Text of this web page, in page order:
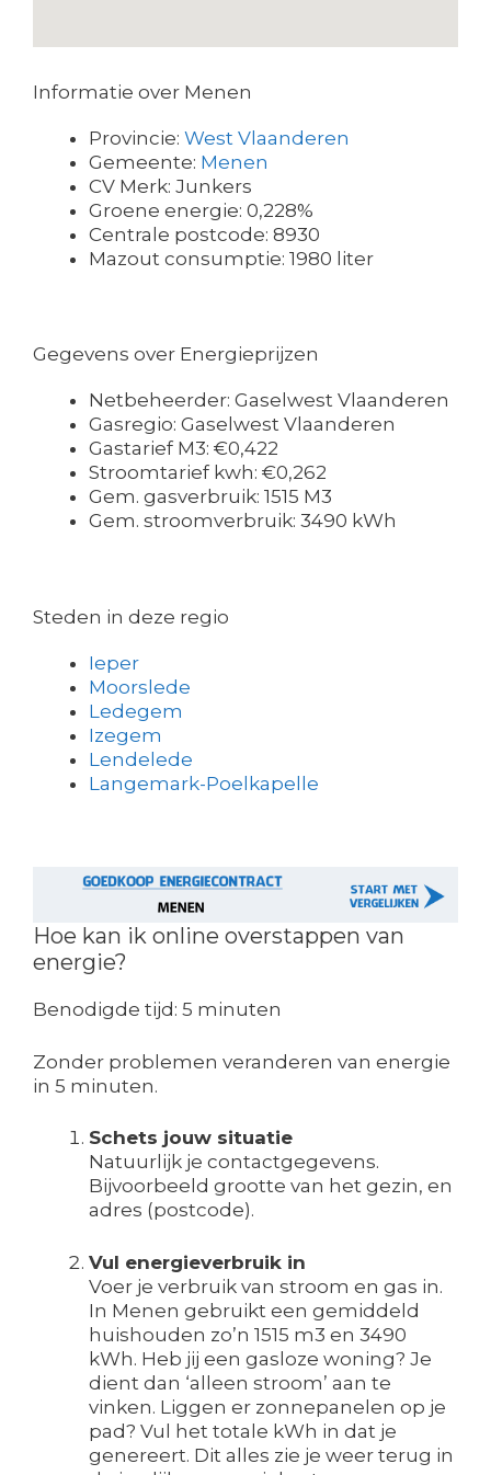
Informatie over Menen
Provincie: West Vlaanderen
Gemeente: Menen
CV Merk: Junkers
Groene energie: 0,228%
Centrale postcode: 8930
Mazout consumptie: 1980 liter
Gegevens over Energieprijzen
Netbeheerder: Gaselwest Vlaanderen
Gasregio: Gaselwest Vlaanderen
Gastarief M3: €0,422
Stroomtarief kwh: €0,262
Gem. gasverbruik: 1515 M3
Gem. stroomverbruik: 3490 kWh
Steden in deze regio
Ieper
Moorslede
Ledegem
Izegem
Lendelede
Langemark-Poelkapelle
Hoe kan ik online overstappen van
energie?
Benodigde tijd: 5 minuten
Zonder problemen veranderen van energie
in 5 minuten.
Schets jouw situatie
Natuurlijk je contactgegevens.
Bijvoorbeeld grootte van het gezin, en
adres (postcode).
Vul energieverbruik in
Voer je verbruik van stroom en gas in.
In Menen gebruikt een gemiddeld
huishouden zo’n 1515 m3 en 3490
kWh. Heb jij een gasloze woning? Je
dient dan ‘alleen stroom’ aan te
vinken. Liggen er zonnepanelen op je
pad? Vul het totale kWh in dat je
genereert. Dit alles zie je weer terug in